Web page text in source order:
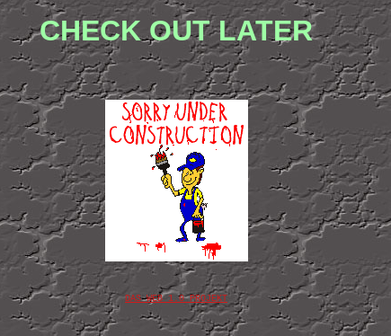
CHECK OUT LATER
DAS WEB 1.0 PROJEKT